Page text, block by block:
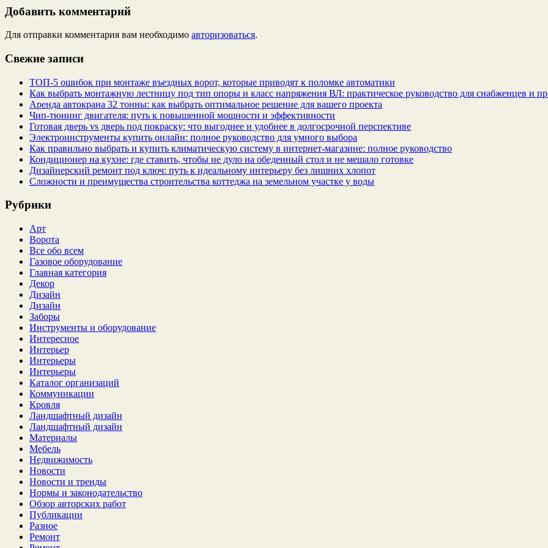
Добавить комментарий
Для отправки комментария вам необходимо авторизоваться.
Свежие записи
ТОП-5 ошибок при монтаже въездных ворот, которые приводят к поломке автоматики
Как выбрать монтажную лестницу под тип опоры и класс напряжения ВЛ: практическое руководство для снабженцев и
Аренда автокрана 32 тонны: как выбрать оптимальное решение для вашего проекта
Чип‑тюнинг двигателя: путь к повышенной мощности и эффективности
Готовая дверь vs дверь под покраску: что выгоднее и удобнее в долгосрочной перспективе
Электроинструменты купить онлайн: полное руководство для умного выбора
Как правильно выбрать и купить климатическую систему в интернет‑магазине: полное руководство
Кондиционер на кухне: где ставить, чтобы не дуло на обеденный стол и не мешало готовке
Дизайнерский ремонт под ключ: путь к идеальному интерьеру без лишних хлопот
Сложности и преимущества строительства коттеджа на земельном участке у воды
Рубрики
Арт
Ворота
Все обо всем
Газовое оборудование
Главная категория
Декор
Дизайн
Дизайн
Заборы
Инструменты и оборудование
Интересное
Интерьер
Интерьеры
Интерьеры
Каталог организаций
Коммуникации
Кровля
Ландшафтный дизайн
Ландшафтный дизайн
Материалы
Мебель
Недвижимость
Новости
Новости и тренды
Нормы и законодательство
Обзор авторских работ
Публикации
Разное
Ремонт